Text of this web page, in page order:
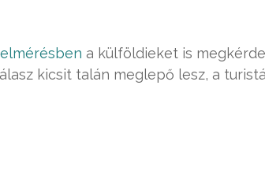
a külföldieket is
kicsit talán meglepő lesz, a